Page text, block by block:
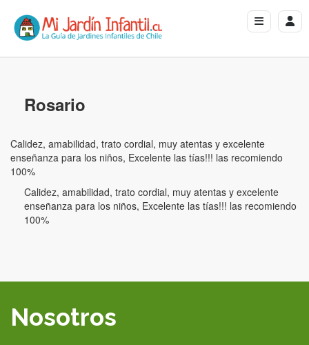
Rosario
Calidez, amabilidad, trato cordial, muy atentas y excelente
enseñanza para los niños, Excelente las tías!!! las recomiendo
100%
Calidez, amabilidad, trato cordial, muy atentas y excelente
enseñanza para los niños, Excelente las tías!!! las recomiendo
100%
Nosotros